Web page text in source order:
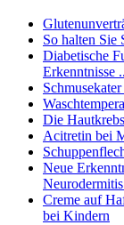
So halten Sie
Diabetische
Erkenntnisse
Die
Acitretin bei
Neue
Creme auf
bei Kindern